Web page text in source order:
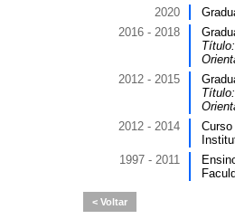
2020
2016 - 2018
Título:
2012 - 2015
Título:
2012 - 2014
1997 - 2011
Voltar